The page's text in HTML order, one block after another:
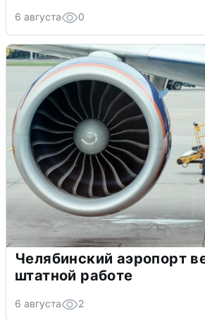
6 августа 0
Челябинский аэропорт
штатной работе
6 августа 2